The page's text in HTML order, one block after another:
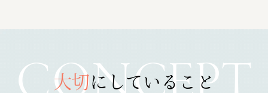
また、休診期間中は診療を行っておりませ
月14日（金）より通常通り診療いたしま
す。
大切にしていること